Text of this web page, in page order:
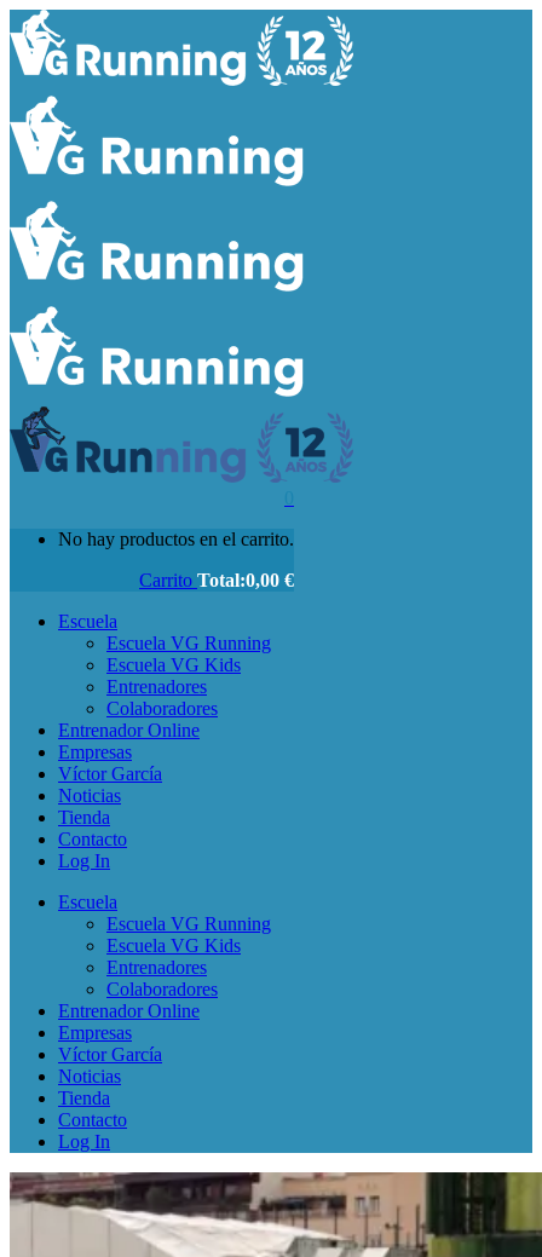
No hay productos en el carrito.
Carrito Total:0,00 €
Escuela
Escuela VG Running
Escuela VG Kids
Entrenadores
Colaboradores
Entrenador Online
Empresas
Víctor García
Noticias
Tienda
Contacto
Log In
Escuela
Escuela VG Running
Escuela VG Kids
Entrenadores
Colaboradores
Entrenador Online
Empresas
Víctor García
Noticias
Tienda
Contacto
Log In